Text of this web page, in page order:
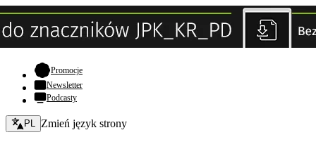
Promocje- otwiera się w nowej karcie
Newsletter
Podcasty
Zmień język - bieżący:
PL Zmień język strony